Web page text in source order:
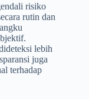
risiko
rutin dan
lebih
juga
terhadap